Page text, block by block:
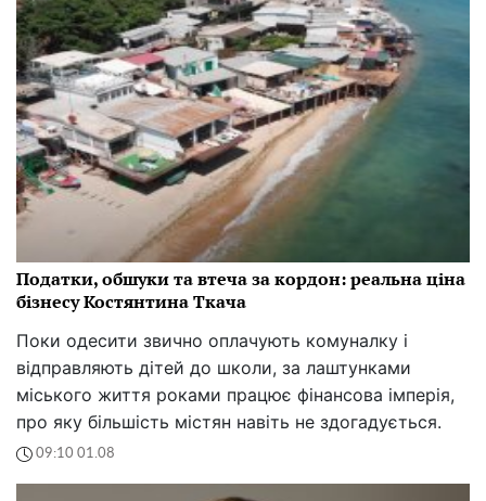
Податки, обшуки та втеча за кордон: реальна ціна
бізнесу Костянтина Ткача
Поки одесити звично оплачують комуналку і
відправляють дітей до школи, за лаштунками
міського життя роками працює фінансова імперія,
про яку більшість містян навіть не здогадується.
09:10 01.08